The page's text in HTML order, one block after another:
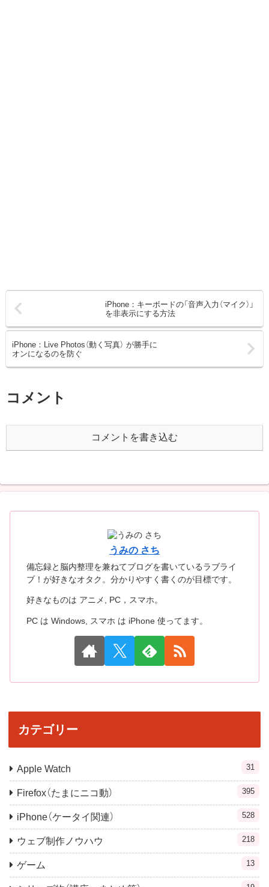
iPhone：キーボードの「音声入力（マイク）」
を非表示にする方法
iPhone：Live Photos（動く写真） が勝手に
オンになるのを防ぐ
コメント
コメントを書き込む
うみの さち
備忘録と脳内整理を兼ねてブログを書いているラブライ
ブ！が好きなオタク。分かりやすく書くのが目標です。
好きなものは アニメ, PC，スマホ。
PC は Windows, スマホ は iPhone 使ってます。
カテゴリー
Apple Watch 31
Firefox（たまにニコ動） 395
iPhone（ケータイ関連） 528
ウェブ制作ノウハウ 218
ゲーム 13